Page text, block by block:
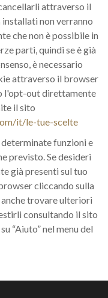
attraverso il
non verranno
che non è possibile in
parti, quindi se è già
è necessario
attraverso il browser
l'opt-out direttamente
il sito
it/le-tue-scelte
funzioni e
previsto. Se desideri
già presenti sul tuo
cliccando sulla
anche trovare ulteriori
consultando il sito
“Aiuto” nel menu del